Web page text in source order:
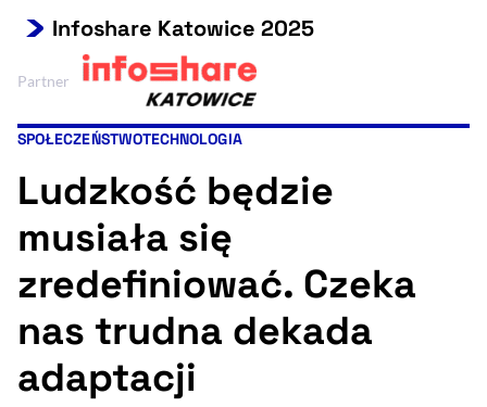
Resetuj opcje
Ułatwienia dostępności wspierają:
Sprawdź, jak i dlaczego zwiększamy dostępność , otwiera się w nowym
Deklaracja dostępności
Infoshare Katowice 2025
Partner
Kategorie artykułu:
SPOŁECZEŃSTWOTECHNOLOGIA
Ludzkość będzie
musiała się
zredefiniować. Czeka
nas trudna dekada
adaptacji